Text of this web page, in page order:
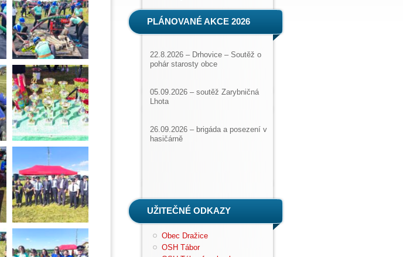
PLÁNOVANÉ AKCE 2026
22.8.2026 – Drhovice – Soutěž o
pohár starosty obce
05.09.2026 – soutěž Zarybničná
Lhota
26.09.2026 – brigáda a posezení v
hasičárně
UŽITEČNÉ ODKAZY
Obec Dražice
OSH Tábor